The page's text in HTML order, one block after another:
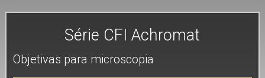
Série CFI Achromat
Objetivas para microscopia